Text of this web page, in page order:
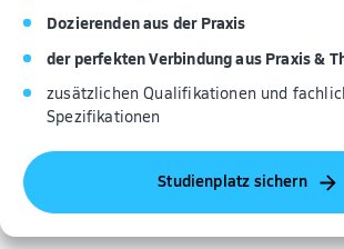
Dozierenden aus der Praxis
der perfekten Verbindung aus Praxis &
zusätzlichen Qualifikationen und
Spezifikationen
Studienplatz sichern